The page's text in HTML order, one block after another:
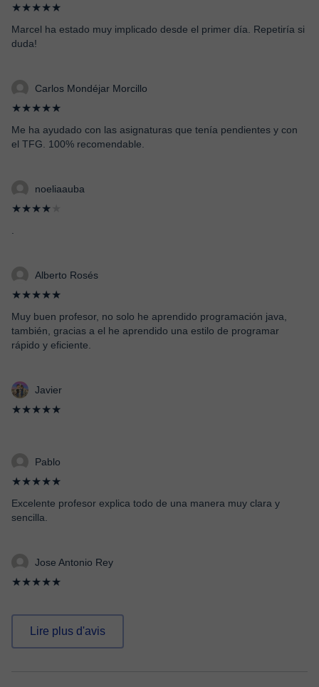
★★★★★
Marcel ha estado muy implicado desde el primer día. Repetiría si
duda!
Carlos Mondéjar Morcillo
★★★★★
Me ha ayudado con las asignaturas que tenía pendientes y con
el TFG. 100% recomendable.
noeliaauba
★★★★
Alberto Rosés
★★★★★
Muy buen profesor, no solo he aprendido programación java,
también, gracias a el he aprendido una estilo de programar
rápido y eficiente.
Javier
★★★★★
Pablo
★★★★★
Excelente profesor explica todo de una manera muy clara y
sencilla.
Jose Antonio Rey
★★★★★
Lire plus d'avis